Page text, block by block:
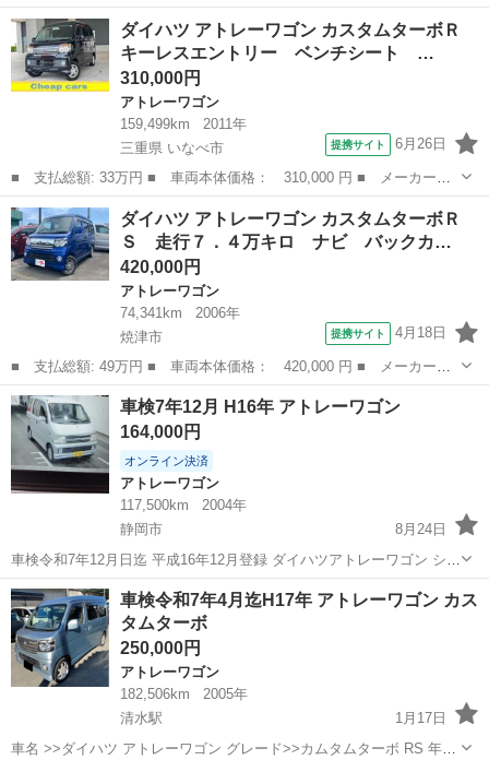
名： ダイハツ ■ 車種名： アトレーワゴン ■ グレード名： カ
スタムターボＲＳ 社外１Ｄ ＵＳＢ充電 ＨＩＤヘッドライト ワ
ンオーナー 電動...
静岡 浜松市 アトレーワゴン
ダイハツ アトレーワゴン カスタムターボＲ
キーレスエントリー ベンチシート …
310,000円
アトレーワゴン
159,499km
2011年
三重県 いなべ市
提携サイト 6月26日
■ 支払総額: 33万円 ■ 車両本体価格： 310,000 円 ■ メーカー
名： ダイハツ ■ 車種名： アトレーワゴン ■ グレード名： カ
スタムターボＲ キーレスエントリー ベンチシート ＡＴ 盗難防
止システム ＡＢ...
三重 いなべ市 アトレーワゴン
ダイハツ アトレーワゴン カスタムターボＲ
Ｓ 走行７．４万キロ ナビ バックカ…
420,000円
アトレーワゴン
74,341km
2006年
焼津市
提携サイト 4月18日
■ 支払総額: 49万円 ■ 車両本体価格： 420,000 円 ■ メーカー
名： ダイハツ ■ 車種名： アトレーワゴン ■ グレード名： カ
スタムターボＲＳ 走行７．４万キロ ナビ バックカメラ ディス
チャージライト ...
静岡 焼津市 アトレーワゴン
車検7年12月 H16年 アトレーワゴン
164,000円
オンライン決済
アトレーワゴン
117,500km
2004年
静岡市
8月24日
車検令和7年12月日迄 平成16年12月登録 ダイハツアトレーワゴン シル
バーカラー 業者オークション管理システム仕入 ☆現在代車にて貸出中
の為、多少距離伸 びます ✳️下取、買取大歓迎ですので遠慮無く...
静岡 静岡市 アトレーワゴン ダイハツアトレー
車検令和7年4月迄H17年 アトレーワゴン カス
タムターボ
250,000円
アトレーワゴン
182,506km
2005年
清水駅
1月17日
車名 >>ダイハツ アトレーワゴン グレード>>カムタムターボ RS 年式